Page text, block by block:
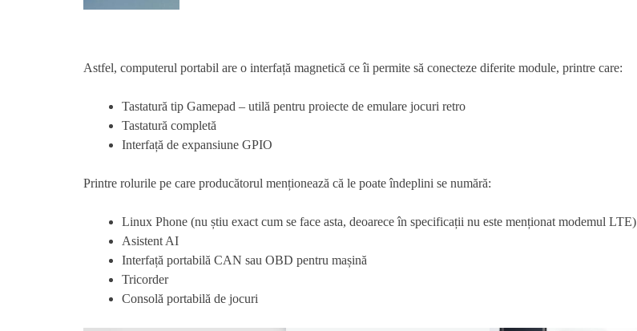
Astfel, computerul portabil are o interfață magnetică ce îi permite să conecteze diferite module, printre care:
Tastatură tip Gamepad – utilă pentru proiecte de emulare jocuri retro
Tastatură completă
Interfață de expansiune GPIO
Printre rolurile pe care producătorul menționează că le poate îndeplini se numără:
Linux Phone (nu știu exact cum se face asta, deoarece în specificații nu este menționat modemul LTE)
Asistent AI
Interfață portabilă CAN sau OBD pentru mașină
Tricorder
Consolă portabilă de jocuri